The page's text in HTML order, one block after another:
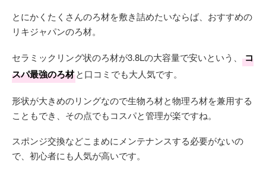
とにかくたくさんのろ材を敷き詰めたいならば、おすすめの
リキジャパンのろ材。
セラミックリング状のろ材が3.8Lの大容量で安いという、
コ
スパ最強のろ材と口コミでも大人気です。
形状が大きめのリングなので生物ろ材と物理ろ材を兼用する
こともでき、その点でもコスパと管理が楽ですね。
スポンジ交換などこまめにメンテナンスする必要がないの
で、初心者にも人気が高いです。